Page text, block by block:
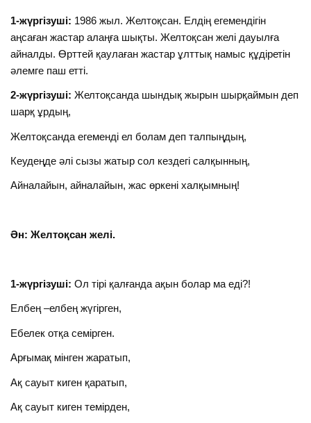
1-жүргізуші: 1986 жыл. Желтоқсан. Елдің егемендігін
аңсаған жастар алаңға шықты. Желтоқсан желі дауылға
айналды. Өрттей қаулаған жастар ұлттық намыс құдіретін
әлемге паш етті.
2-жүргізуші:Желтоқсанда шындық жырын шырқаймын деп
шарқ ұрдың,
Желтоқсанда егеменді ел болам деп талпыңдың,
Кеудеңде әлі сызы жатыр сол кездегі салқынның,
Айналайын, айналайын, жас өркені халқымның!
Ән: Желтоқсан желі.
1-жүргізуші:Ол тірі қалғанда ақын болар ма еді?!
Елбең –елбең жүгірген,
Ебелек отқа семірген.
Арғымақ мінген жаратып,
Ақ сауыт киген қаратып,
Ақ сауыт киген темірден,